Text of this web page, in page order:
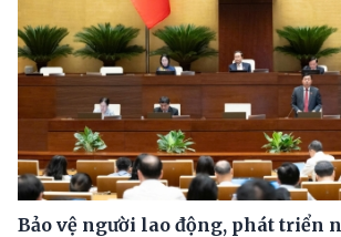
Bảo vệ người lao động, phát triển